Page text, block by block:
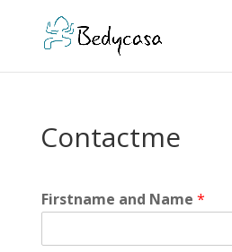
Contactme
Firstname and Name *